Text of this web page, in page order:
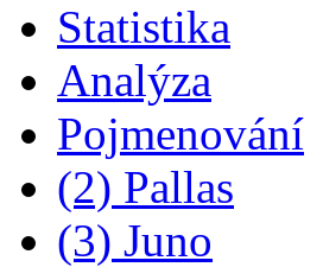
Statistika
Analýza
Pojmenování
(2) Pallas
(3) Juno